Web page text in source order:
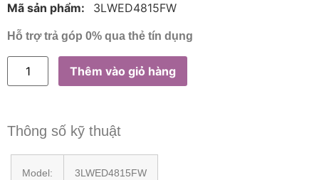
Mã sản phẩm: 3LWED4815FW
Hỗ trợ trả góp 0% qua thẻ tín dụng
Thêm vào giỏ hàng
Thông số kỹ thuật
Model: 3LWED4815FW